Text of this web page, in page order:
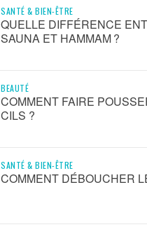
SANTÉ & BIEN-ÊTRE
QUELLE DIFFÉRENCE
SAUNA ET HAMMAM ?
BEAUTÉ
COMMENT FAIRE
CILS ?
SANTÉ & BIEN-ÊTRE
COMMENT DÉBOUCHER